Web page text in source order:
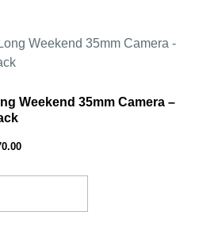
Weekend 35mm Camera –